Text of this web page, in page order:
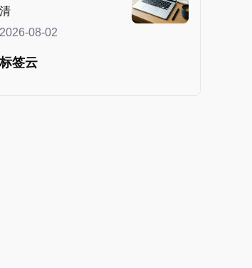
清
2026-08-02
标签云